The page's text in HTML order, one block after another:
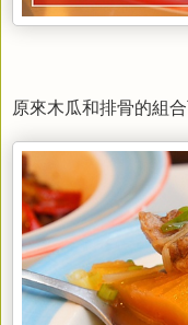
原來木瓜和排骨的組